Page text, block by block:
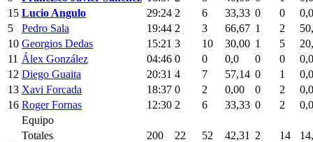
15 Lucio Angulo 29:24 2 6 33,33 0 0
0,0
5
Pedro Sala 19:44 2 3 66,67 1 2
10 Georgios Dedas 15:21 3 10 30,00 1 5
11 Álex González 04:46 0 0 0,0 0 0
0,0
12 Diego Guaita 20:31 4 7 57,14 0 1
13 Xavi Forcada 18:37 0 2 0,00 0 2
16 Roger Fornas 12:30 2 6 33,33 0 2
Equipo
Totales
200 22 52 42,31 2 14